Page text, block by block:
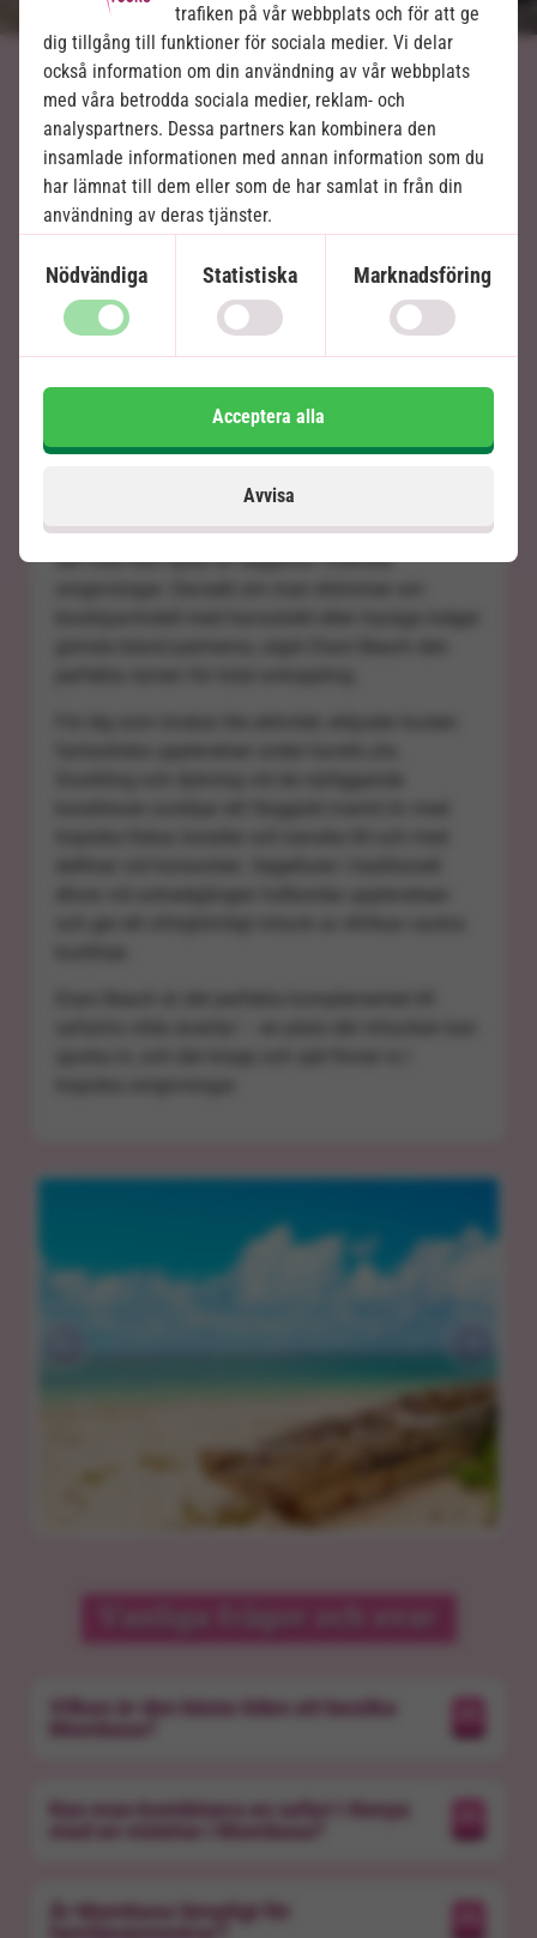
Avkoppling vid Mombasas
kust
Efter spänningen på savannen väntar Diani Beach
med ett helt annat, men lika fascinerande
universum.
Diani Beach är en äkta juvel på Kenyas östkust –
ett tropiskt paradis med kritvit sand, svajande
kilometer och inbjuder till långa, lugna
promenader i vattenbrynet, medan tidvattnet sakta
drar sig tillbaka och lämnar små naturliga laguner.
Här råder en avslappnad och exklusiv atmosfär,
där man kan njuta av dagarna i fridfulla
Vilken är den bästa tiden att besöka
Kan man kombinera en safari i Kenya
Är Mombasa lämpligt för
trafiken på vår webbplats och för att ge
dig tillgång till funktioner för sociala medier. Vi delar
också information om din användning av vår webbplats
med våra betrodda sociala medier, reklam- och
analyspartners. Dessa partners kan kombinera den
insamlade informationen med annan information som du
har lämnat till dem eller som de har samlat in från din
användning av deras tjänster.
Nödvändiga Statistiska Marknadsföring
Avvisa
Acceptera alla